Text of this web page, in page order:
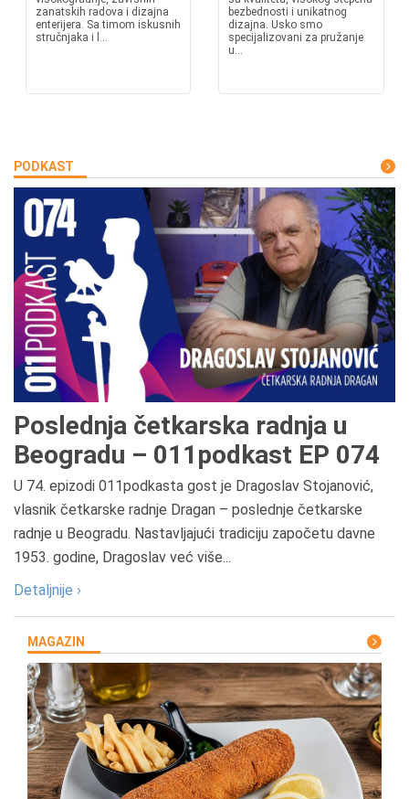
zanatskih radova i dizajna
enterijera. Sa timom iskusnih
stručnjaka i l...
bezbednosti i unikatnog
dizajna. Usko smo
specijalizovani za pružanje
u...
PODKAST
Poslednja četkarska radnja u
Beogradu – 011podkast EP 074
U 74. epizodi 011podkasta gost je Dragoslav Stojanović,
vlasnik četkarske radnje Dragan – poslednje četkarske
radnje u Beogradu. Nastavljajući tradiciju započetu davne
1953. godine, Dragoslav već više...
Detaljnije ›
MAGAZIN